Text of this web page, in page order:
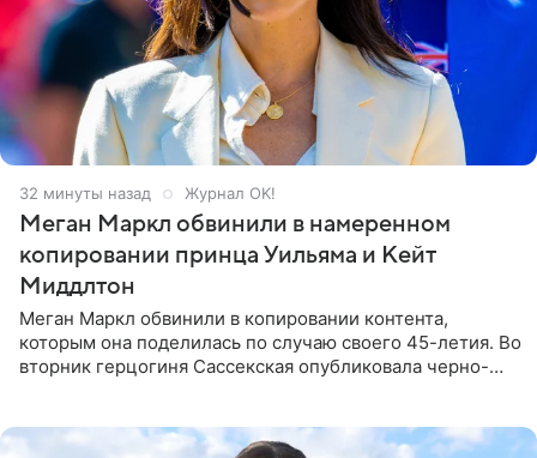
33 минуты назад Журнал OK!
Меган Маркл обвинили в намеренном
копировании принца Уильяма и Кейт
Миддлтон
Меган Маркл обвинили в копировании контента,
которым она поделилась по случаю своего 45-летия. Во
вторник герцогиня Сассекская опубликовала черно-